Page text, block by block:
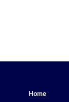
Home